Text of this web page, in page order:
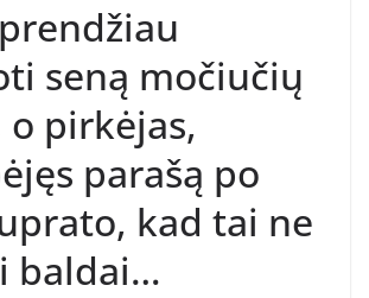
seną močiučių
pirkėjas,
parašą po
kad tai ne
baldai…